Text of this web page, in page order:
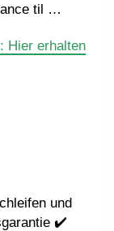
til …
Hier erhalten
und
✔️